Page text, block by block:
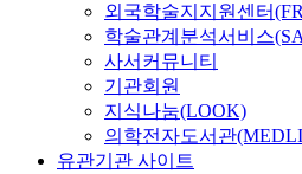
외국학술지지원센터
학술관계분석서비스
사서커뮤니티
기관회원
지식나눔(LOOK)
의학전자도서관
유관기관 사이트